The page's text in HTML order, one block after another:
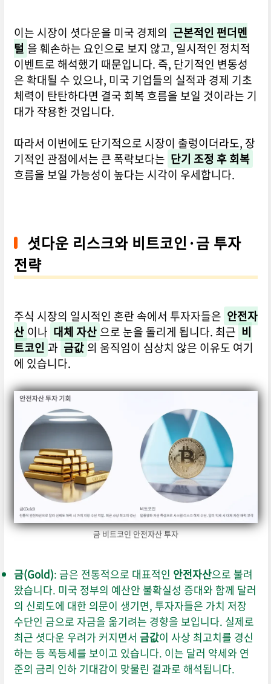
이는 시장이 셧다운을 미국 경제의 근본적인 펀더멘
털 을 훼손하는 요인으로 보지 않고, 일시적인 정치적
이벤트로 해석했기 때문입니다. 즉, 단기적인 변동성
은 확대될 수 있으나, 미국 기업들의 실적과 경제 기초
체력이 탄탄하다면 결국 회복 흐름을 보일 것이라는 기
대가 작용한 것입니다.
따라서 이번에도 단기적으로 시장이 출렁이더라도, 장
기적인 관점에서는 큰 폭락보다는 단기 조정 후 회복
흐름을 보일 가능성이 높다는 시각이 우세합니다.
셧다운 리스크와 비트코인·금 투자
전략
주식 시장의 일시적인 혼란 속에서 투자자들은 안전자
산 이나 대체 자산 으로 눈을 돌리게 됩니다. 최근 비
트코인 과 금값 의 움직임이 심상치 않은 이유도 여기
에 있습니다.
금 비트코인 안전자산 투자
금(Gold): 금은 전통적으로 대표적인 안전자산으로 불려
왔습니다. 미국 정부의 예산안 불확실성 증대와 함께 달러
의 신뢰도에 대한 의문이 생기면, 투자자들은 가치 저장
수단인 금으로 자금을 옮기려는 경향을 보입니다. 실제로
최근 셧다운 우려가 커지면서 금값이 사상 최고치를 경신
하는 등 폭등세를 보이고 있습니다. 이는 달러 약세와 연
준의 금리 인하 기대감이 맞물린 결과로 해석됩니다.